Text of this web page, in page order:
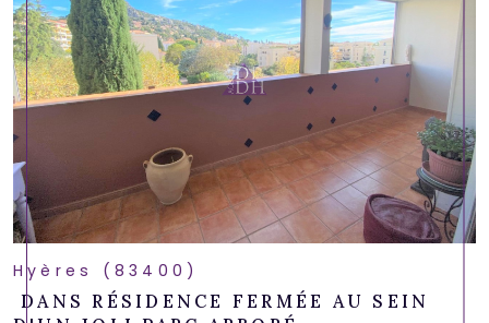
Hyères (83400)
DANS RÉSIDENCE FERMÉE AU SEIN